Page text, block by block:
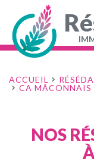
contenu
principal
Navigation
principale
ACCUEIL
CA MÂCONNAIS
NOS